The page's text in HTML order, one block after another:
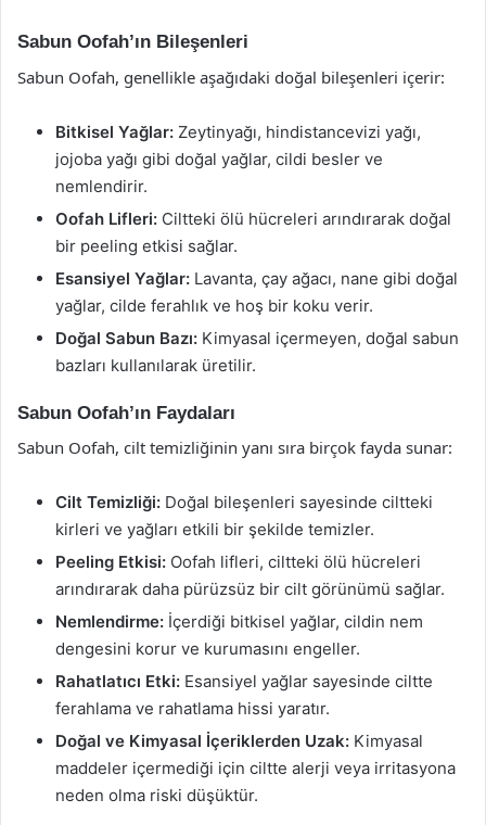
Sabun Oofah’ın Bileşenleri
Sabun Oofah, genellikle aşağıdaki doğal bileşenleri içerir:
Bitkisel Yağlar: Zeytinyağı, hindistancevizi yağı,
jojoba yağı gibi doğal yağlar, cildi besler ve
nemlendirir.
Oofah Lifleri: Ciltteki ölü hücreleri arındırarak doğal
bir peeling etkisi sağlar.
Esansiyel Yağlar: Lavanta, çay ağacı, nane gibi doğal
yağlar, cilde ferahlık ve hoş bir koku verir.
Doğal Sabun Bazı: Kimyasal içermeyen, doğal sabun
bazları kullanılarak üretilir.
Sabun Oofah’ın Faydaları
Sabun Oofah, cilt temizliğinin yanı sıra birçok fayda sunar:
Cilt Temizliği: Doğal bileşenleri sayesinde ciltteki
kirleri ve yağları etkili bir şekilde temizler.
Peeling Etkisi: Oofah lifleri, ciltteki ölü hücreleri
arındırarak daha pürüzsüz bir cilt görünümü sağlar.
Nemlendirme: İçerdiği bitkisel yağlar, cildin nem
dengesini korur ve kurumasını engeller.
Rahatlatıcı Etki: Esansiyel yağlar sayesinde ciltte
ferahlama ve rahatlama hissi yaratır.
Doğal ve Kimyasal İçeriklerden Uzak: Kimyasal
maddeler içermediği için ciltte alerji veya irritasyona
neden olma riski düşüktür.